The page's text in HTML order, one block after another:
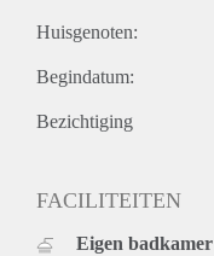
Huisgenoten:
Begindatum:
Bezichtiging
FACILITEITEN
Eigen badkamer